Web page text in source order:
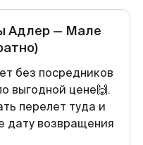
Адлер— Мале
без посредников
выгодной цене🙌.
перелет туда и
дату возвращения